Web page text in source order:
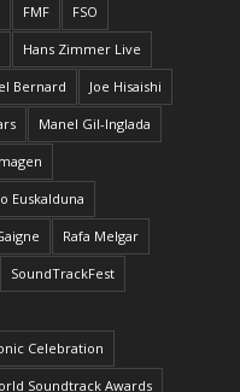
FMF FSO
Hans Zimmer Live
Bernard Joe Hisaishi
Manel Gil-Inglada
Euskalduna
Rafa Melgar
SoundTrackFest
Celebration
Soundtrack Awards